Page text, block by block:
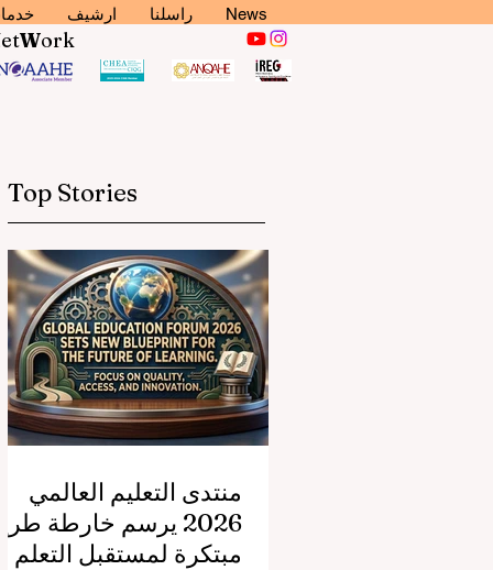
ارشيف راسلنا News
etWork
Top Stories
منتدى التعليم العالمي
2026 يرسم خارطة
مبتكرة لمستقبل التعلم